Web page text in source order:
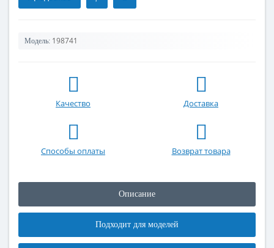
Модель: 198741
Качество Доставка
Способы оплаты Возврат товара
Описание
Подходит для моделей